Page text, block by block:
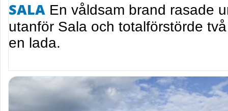
SALA En våldsam brand rasade
utanför Sala och totalförstörde
en lada.